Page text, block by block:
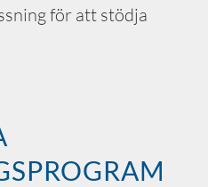
för att stödja